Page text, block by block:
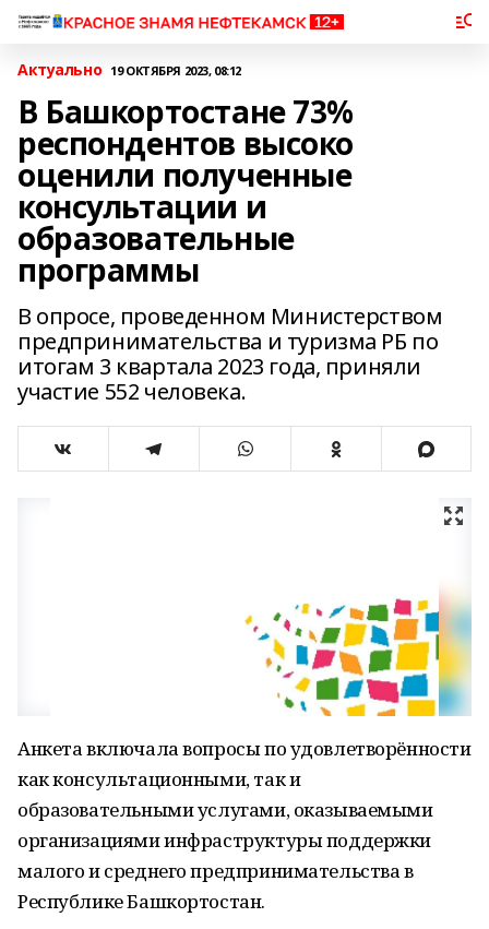
Актуально 19 ОКТЯБРЯ 2023, 08:12
В Башкортостане 73%
респондентов высоко
оценили полученные
консультации и
образовательные
программы
В опросе, проведенном Министерством
предпринимательства и туризма РБ по
итогам 3 квартала 2023 года, приняли
участие 552 человека.
Анкета включала вопросы по удовлетворённости
как консультационными, так и
образовательными услугами, оказываемыми
организациями инфраструктуры поддержки
малого и среднего предпринимательства в
Республике Башкортостан.